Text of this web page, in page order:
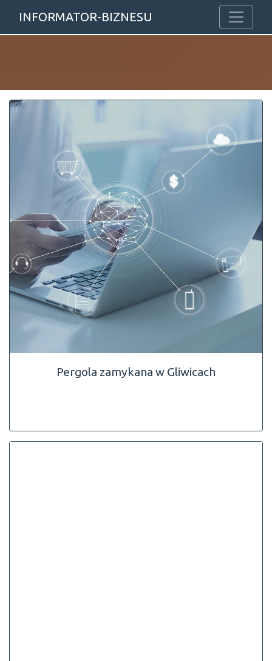
INFORMATOR-BIZNESU
Pergola zamykana w Gliwicach